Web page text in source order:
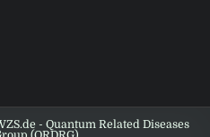
- Quantum Related Diseases